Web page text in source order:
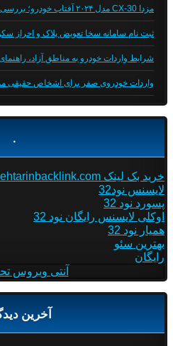
مزدا CX-30 مدل ۲۰۲۴ آفتاب خودرو؛ بررسی و مشخصات فنی
ثبت نام سامانه سخا تعویض پلاک و احراز
شرایط واردات خودرو به مناطق آزاد،
واردات خودروی صفر برای اشخاص حقیقی
.
خرید بک لینک behtarinbacklink.com
لایسنس نود32
پسورد نود 32
اوکلی لایسنس رایگان نود 32
همیار نود 32
بهترین سئو
رایگان
آنتی ویروس
آخرین